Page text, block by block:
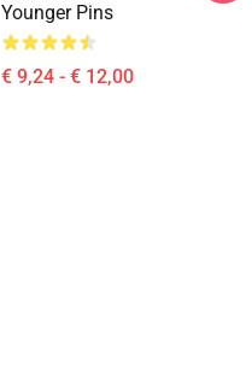
Younger Pins
€ 9,24 - € 12,00